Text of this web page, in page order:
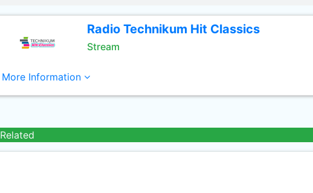
Radio Technikum Hit Classics
Stream
More Information
Related